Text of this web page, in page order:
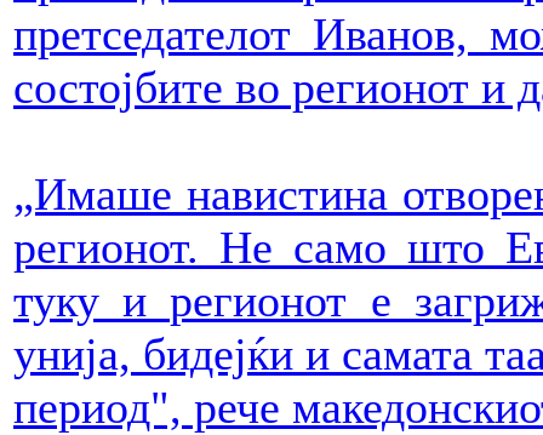
претседателот Иванов,
состојбите во регионот и
„Имаше навистина
регионот. Не само што
туку и регионот е
унија, бидејќи и самата
период", рече